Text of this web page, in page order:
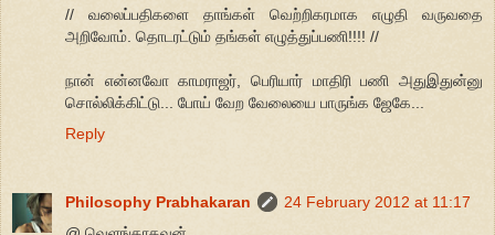
// வலைப்பதிகளை தாங்கள் வெற்றிகரமாக எழுதி வருவதை
அறிவோம். தொடரட்டும் தங்கள் எழுத்துப்பணி!!!! //
நான் என்னவோ காமராஜர், பெரியார் மாதிரி பணி அதுஇதுன்னு
சொல்லிக்கிட்டு... போய் வேற வேலையை பாருங்க ஜேகே...
Reply
Philosophy Prabhakaran
24 February 2012 at 11:17